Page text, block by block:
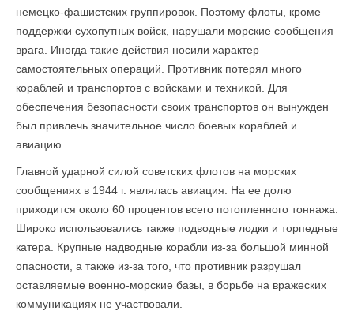
немецко-фашистских группировок. Поэтому флоты, кроме
поддержки сухопутных войск, нарушали морские сообщения
врага. Иногда такие действия носили характер
самостоятельных операций. Противник потерял много
кораблей и транспортов с войсками и техникой. Для
обеспечения безопасности своих транспортов он вынужден
был привлечь значительное число боевых кораблей и
авиацию.
Главной ударной силой советских флотов на морских
сообщениях в 1944 г. являлась авиация. На ее долю
приходится около 60 процентов всего потопленного тоннажа.
Широко использовались также подводные лодки и торпедные
катера. Крупные надводные корабли из-за большой минной
опасности, а также из-за того, что противник разрушал
оставляемые военно-морские базы, в борьбе на вражеских
коммуникациях не участвовали.